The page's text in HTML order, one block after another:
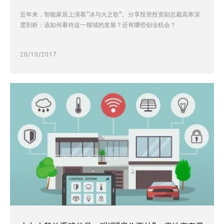
近年来，智能家居上演着“冰与火之歌”。分享投资投资副总裁高寒深
度剖析：该如何看待这一领域的发展？还有哪些创业机会？
20/10/2017